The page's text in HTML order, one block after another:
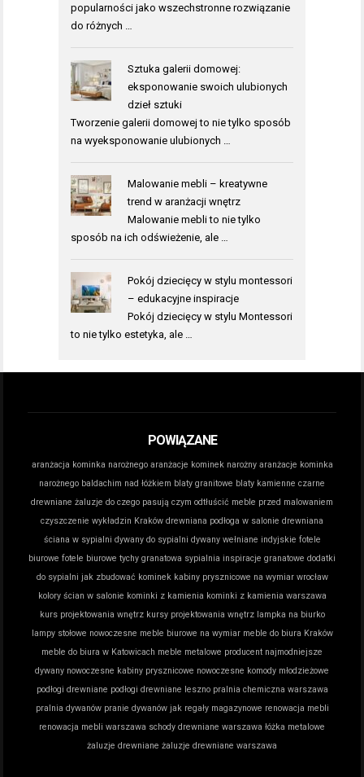
popularności jako wszechstronne rozwiązanie
do różnych …
Sztuka galerii domowej:
eksponowanie swoich ulubionych
dzieł sztuki
Tworzenie galerii domowej to nie tylko sposób
na wyeksponowanie ulubionych …
Malowanie mebli – kreatywne
trend w aranżacji wnętrz
Malowanie mebli to nie tylko
sposób na ich odświeżenie, ale …
Pokój dziecięcy w stylu montessori
– edukacyjne inspiracje
Pokój dziecięcy w stylu Montessori
to nie tylko estetyka, ale …
POWIĄZANE
aranżacja kominka narożnego aranżacje kominek narożny aranżacje kominka
narożnego baldachim nad łóżkiem blaty granitowe blaty kamienne czarne
drewniane żaluzje do czego pasują czym odtłuścić meble przed malowaniem
czyszczenie wykładzin Kraków drewniana podłoga w salonie drewniana
ściana w sypialni dywany do sypialni dywany wełniane indyjskie fotele
biurowe fotele biurowe tychy granatowa sypialnia inspiracje granatowe dodatki
do sypialni jak zbudować kominek kabiny prysznicowe na wymiar wrocław
kolory ścian w salonie kominki z kamienia kominki z kamienia warszawa
kurs projektowania wnętrz kursy projektowania wnętrz lampka na biurko
lampy stołowe nowoczesne meble biurowe na wymiar meble do biura Kraków
meble do biura w Katowicach meble metalowe producent najmodniejsze
dywany nowoczesne kabiny prysznicowe nowoczesne komody młodzieżowe
podłogi drewniane podłogi drewniane leszno pralnia chemiczna warszawa
pralnia dywanów pranie dywanów jak regały magazynowe renowacja mebli
renowacja mebli warszawa schody drewniane warszawa łóżka metalowe
żaluzje drewniane żaluzje drewniane warszawa